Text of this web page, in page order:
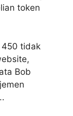
token
450 tidak
Bob